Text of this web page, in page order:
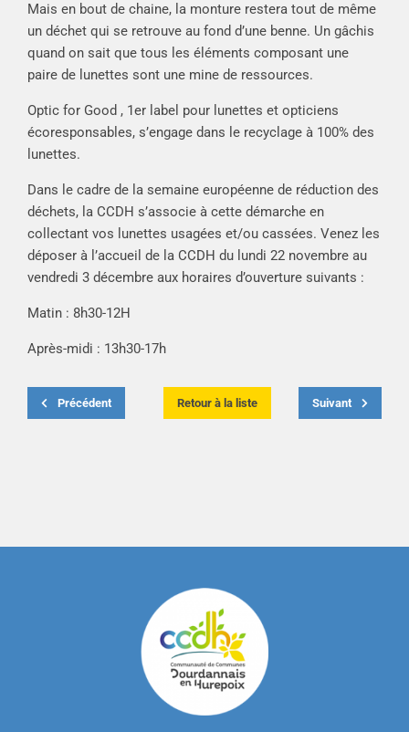
Mais en bout de chaine, la monture restera tout de même
un déchet qui se retrouve au fond d’une benne. Un gâchis
quand on sait que tous les éléments composant une
paire de lunettes sont une mine de ressources.
Optic for Good , 1er label pour lunettes et opticiens
écoresponsables, s’engage dans le recyclage à 100% des
lunettes.
Dans le cadre de la semaine européenne de réduction des
déchets, la CCDH s’associe à cette démarche en
collectant vos lunettes usagées et/ou cassées. Venez les
déposer à l’accueil de la CCDH du lundi 22 novembre au
vendredi 3 décembre aux horaires d’ouverture suivants :
Matin : 8h30-12H
Après-midi : 13h30-17h
Précédent Retour à la liste Suivant